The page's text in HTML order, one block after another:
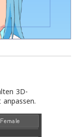
3D-
anpassen.